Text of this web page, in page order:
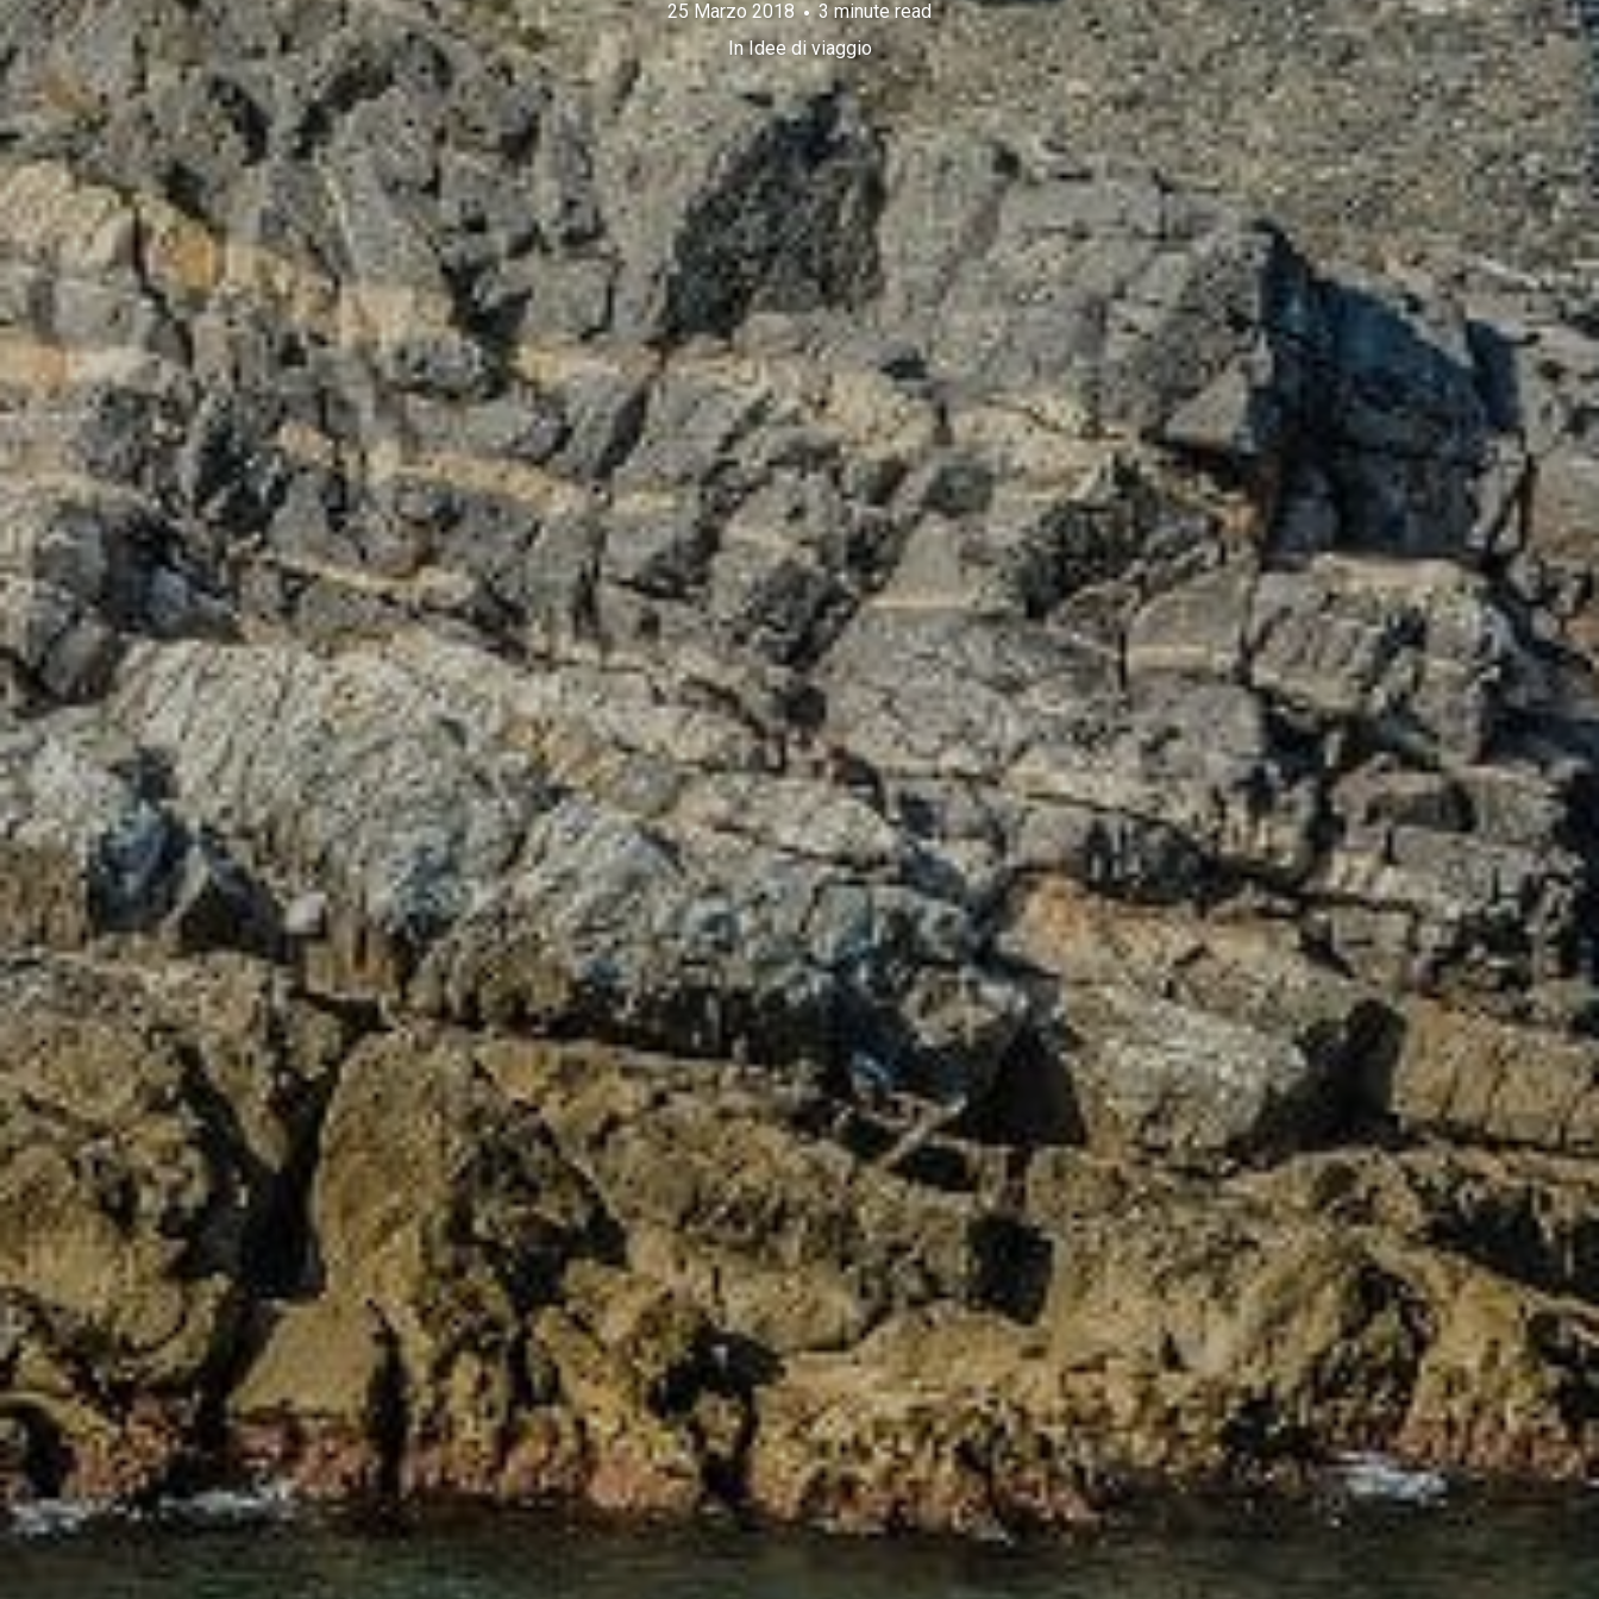
25 Marzo 2018
3 minute read
InIdee di viaggio